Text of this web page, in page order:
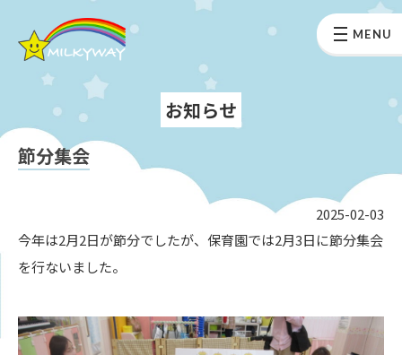
MENU
お知らせ
節分集会
2025-02-03
今年は2月2日が節分でしたが、保育園では2月3日に節分集会
を行ないました。